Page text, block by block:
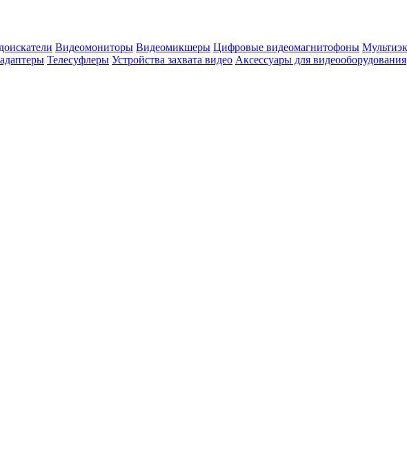
Видеомониторы Видеомикшеры Цифровые видеомагнитофоны
Телесуфлеры Устройства захвата видео Аксессуары для видеооборудования